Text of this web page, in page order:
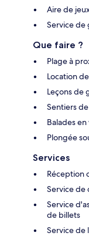
Aire de
Service de
Que faire ?
Plage à
Location
Leçons de
Sentiers
Balades
Plongée
Services
Réception
Service de
Service
de billets
Service de